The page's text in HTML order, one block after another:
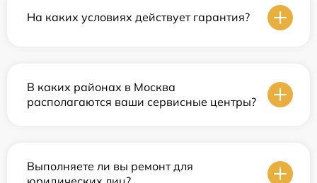
На каких условиях действует гарантия?
В каких районах в Москва
располагаются ваши сервисные центры?
Выполняете ли вы ремонт для